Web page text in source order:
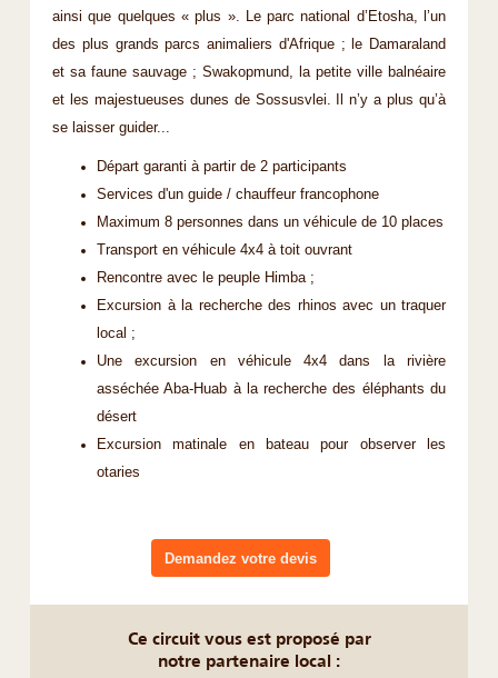
ainsi que quelques « plus ». Le parc national d’Etosha, l’un
des plus grands parcs animaliers d'Afrique ; le Damaraland
et sa faune sauvage ; Swakopmund, la petite ville balnéaire
et les majestueuses dunes de Sossusvlei. Il n’y a plus qu’à
se laisser guider...
Départ garanti à partir de 2 participants
Services d'un guide / chauffeur francophone
Maximum 8 personnes dans un véhicule de 10 places
Transport en véhicule 4x4 à toit ouvrant
Rencontre avec le peuple Himba ;
Excursion à la recherche des rhinos avec un traquer
local ;
Une excursion en véhicule 4x4 dans la rivière
asséchée Aba-Huab à la recherche des éléphants du
désert
Excursion matinale en bateau pour observer les
otaries
Demandez votre devis
Ce circuit vous est proposé par
notre partenaire local :